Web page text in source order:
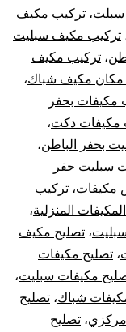
سبلت، تركيب مكيف
تركيب مكيف سبليت
، تركيب مكيف
مكيف شباك،
مكيفات بحفر
مكيفات دكت،
بحفر الباطن،
سبليت حفر
مكيفات، تركيب
المنزلية،
، تصليح مكيف
، تصليح مكيفات
مكيفات سبليت،
شباك، تصليح
مركزي، تصليح